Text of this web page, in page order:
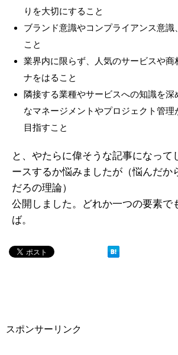
りを大切にすること
ブランド意識やコンプライアンス意識
こと
業界内に限らず、人気のサービスや商
ナをはること
隣接する業種やサービスへの知識を深
なマネージメントやプロジェクト管理
目指すこと
と、やたらに偉そうな記事になって
ースするか悩みましたが（悩んだか
だろの理論）
公開しました。どれか一つの要素で
ば。
スポンサーリンク